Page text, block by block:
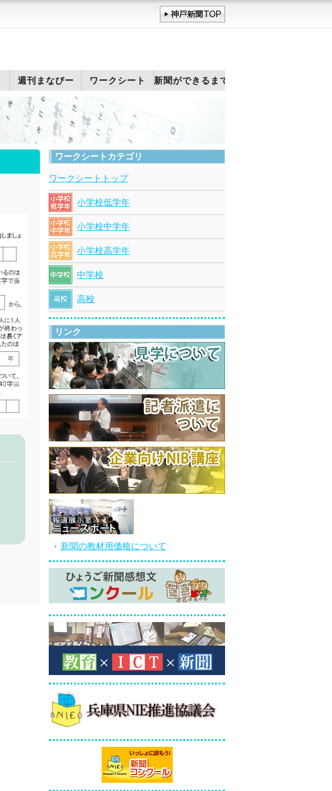
週刊まなびー ワークシート 新聞ができるまで
ワークシートカテゴリ
ワークシートトップ
小学校低学年
小学校中学年
小学校高学年
中学校
高校
リンク
新聞の教材用価格について